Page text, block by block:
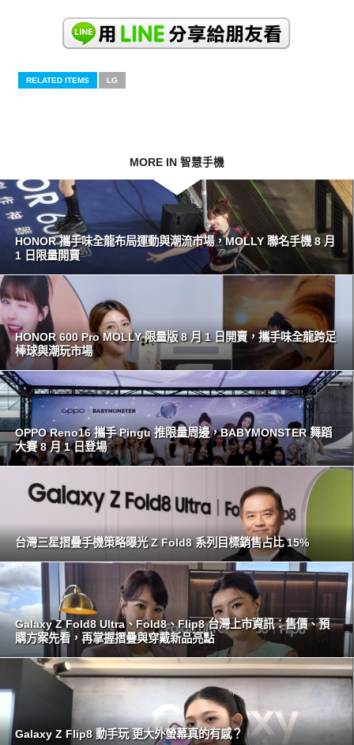
RELATED ITEMS LG
MORE IN 智慧手機
HONOR 攜手味全龍布局運動與潮流市場，MOLLY 聯名手機 8 月
1 日限量開賣
HONOR 600 Pro MOLLY 限量版 8 月 1 日開賣，攜手味全龍跨足
棒球與潮玩市場
OPPO Reno16 攜手 Pingu 推限量周邊，BABYMONSTER 舞蹈
大賽 8 月 1 日登場
台灣三星摺疊手機策略曝光 Z Fold8 系列目標銷售占比 15%
Galaxy Z Fold8 Ultra、Fold8、Flip8 台灣上市資訊：售價、預
購方案先看，再掌握摺疊與穿戴新品亮點
Galaxy Z Flip8 動手玩 更大外螢幕真的有感？